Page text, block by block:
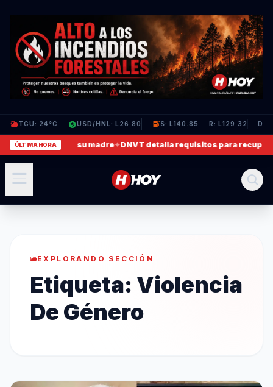
TGU: 24°C USD/HNL: L26.80 S: L140.85 R: L129.32 D:
ÚLTIMA HORA
que agrede a su madre✦DNVT detalla requisitos para recuperar
EXPLORANDO SECCIÓN
Etiqueta: Violencia
De Género